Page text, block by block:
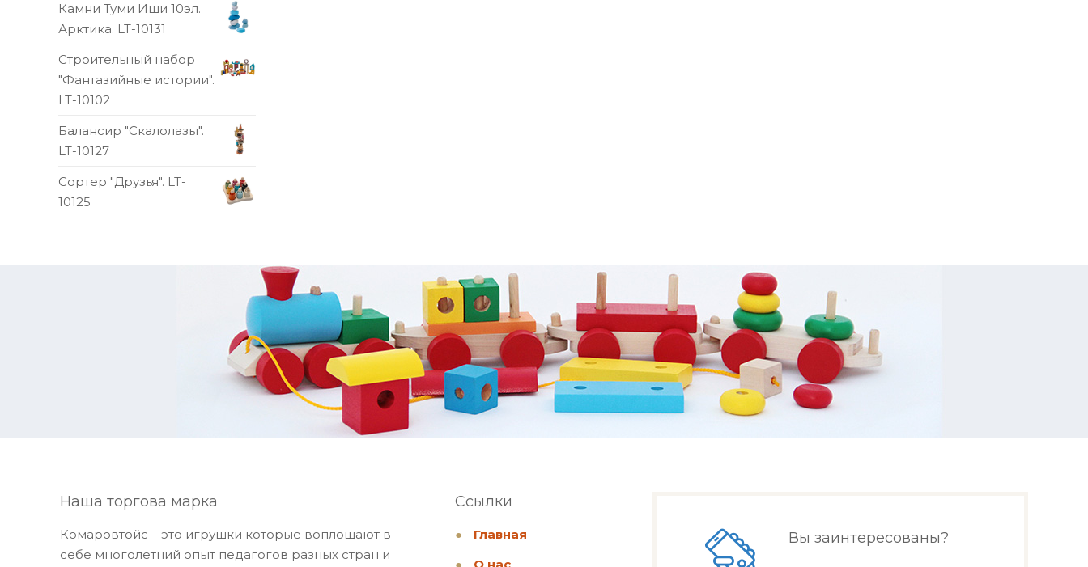
Камни Туми Иши 10эл.
Арктика. LT-10131
Строительный набор
"Фантазийные истории".
LT-10102
Балансир "Скалолазы".
LT-10127
Сортер "Друзья". LT-
10125
Наша торгова марка
Комаровтойс – это игрушки которые воплощают в
себе многолетний опыт педагогов разных стран и
Ссылки
●
Главная
Вы заинтересованы?